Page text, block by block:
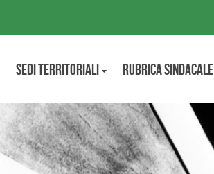
Sedi territoriali Rubrica Sindacale